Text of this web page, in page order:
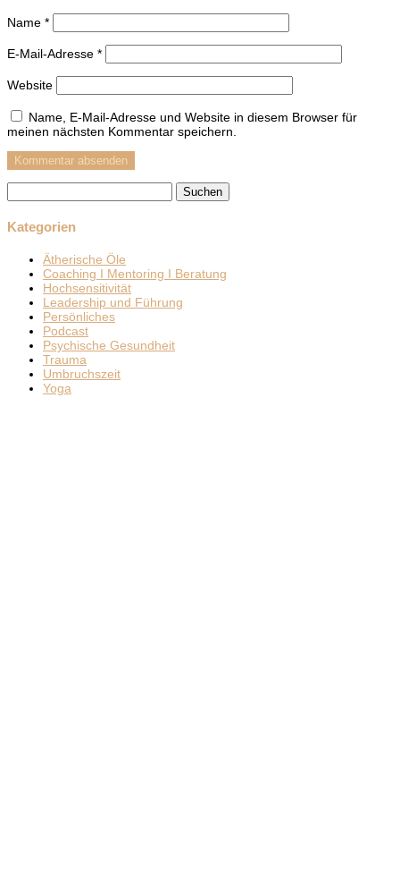
Name *
E-Mail-Adresse *
Website
Name, E-Mail-Adresse und Website in diesem Browser für
meinen nächsten Kommentar speichern.
nach:
Kategorien
Ätherische Öle
Coaching I Mentoring I Beratung
Hochsensitivität
Leadership und Führung
Persönliches
Podcast
Psychische Gesundheit
Trauma
Umbruchszeit
Yoga